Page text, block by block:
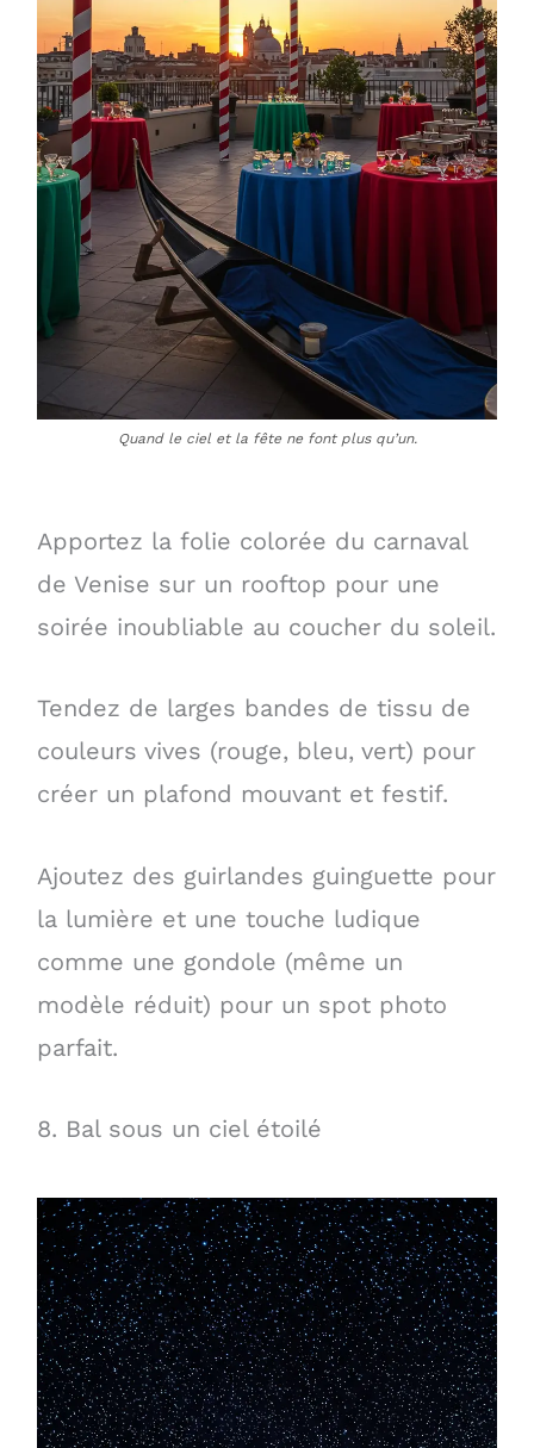
Quand le ciel et la fête ne font plus qu’un.
Apportez la folie colorée du carnaval
de Venise sur un rooftop pour une
soirée inoubliable au coucher du soleil.
Tendez de larges bandes de tissu de
couleurs vives (rouge, bleu, vert) pour
créer un plafond mouvant et festif.
Ajoutez des guirlandes guinguette pour
la lumière et une touche ludique
comme une gondole (même un
modèle réduit) pour un spot photo
parfait.
8. Bal sous un ciel étoilé